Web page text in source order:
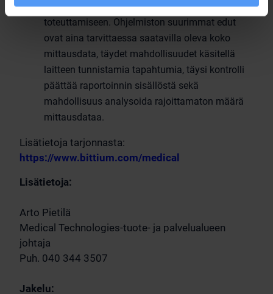
tapahtumapohjaisen EKG-rytmihäiriöanalyysin
toteuttamiseen. Ohjelmiston suurimmat edut
ovat aina tarvittaessa saatavilla oleva koko
mittausdata, täydet mahdollisuudet käsitellä
laitteen tunnistamia tapahtumia, täysi kontrolli
päättää raportoinnin sisällöstä sekä
mahdollisuus analysoida rajoittamaton määrä
mittausdataa.
Lisätietoja tarjonnasta:
https://www.bittium.com/medical
Lisätietoja:
Arto Pietilä
Medical Technologies-tuote- ja palvelualueen
johtaja
Puh. 040 344 3507
Jakelu: